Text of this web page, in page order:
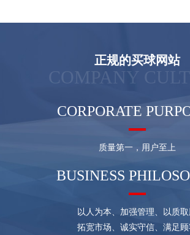
正规的买球网站
COMPANY
CORPORATE
质量第一，用户至上
BUSINESS
以人为本、加强管理、以质
拓宽市场、诚实守信、满足顾